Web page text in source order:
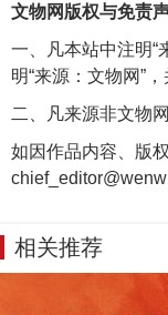
文物网版权与免责
一、凡本站中注明“
明“来源：文物网”
二、凡来源非文物
如因作品内容、版
相关推荐